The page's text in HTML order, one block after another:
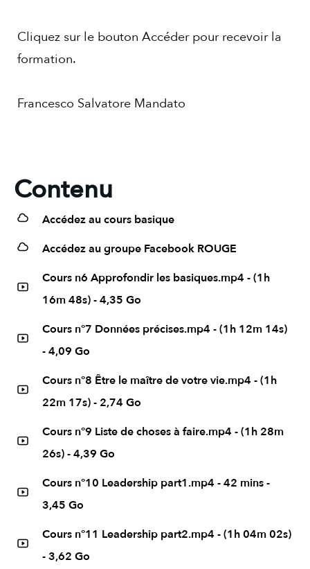
Cliquez sur le bouton Accéder pour recevoir la
formation.
Francesco Salvatore Mandato
Contenu
Accédez au cours basique
Accédez au groupe Facebook ROUGE
Cours n6 Approfondir les basiques.mp4 - (1h
16m 48s) - 4,35 Go
Cours n°7 Données précises.mp4 - (1h 12m 14s)
- 4,09 Go
Cours n°8 Être le maître de votre vie.mp4 - (1h
22m 17s) - 2,74 Go
Cours n°9 Liste de choses à faire.mp4 - (1h 28m
26s) - 4,39 Go
Cours n°10 Leadership part1.mp4 - 42 mins -
3,45 Go
Cours n°11 Leadership part2.mp4 - (1h 04m 02s)
- 3,62 Go